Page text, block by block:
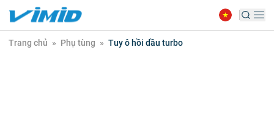
Trang chủ » Phụ tùng » Tuy ô hồi dầu turbo